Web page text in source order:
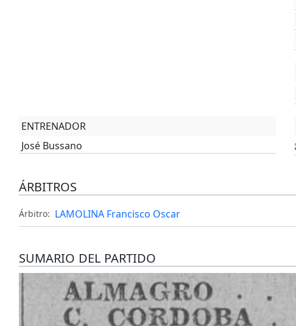
ENTRENADOR
José Bussano
ÁRBITROS
Árbitro: LAMOLINA Francisco Oscar
SUMARIO DEL PARTIDO